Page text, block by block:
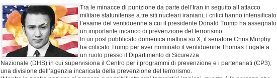
Tra le minacce di punizione da parte dell’Iran in seguito all’attacco
militare statunitense a tre siti nucleari iraniani, i critici hanno intensificato
l’esame del ventiduenne a cui il presidente Donald Trump ha assegnato
un importante incarico di prevenzione del terrorismo.
In un post pubblicato domenica mattina su X, il senatore Chris Murphy
ha criticato Trump per aver nominato il ventiduenne Thomas Fugate a
un ruolo presso il Dipartimento di Sicurezza
Nazionale (DHS) in cui supervisiona il Centro per i programmi di prevenzione e i partenariati (CP3),
una divisione dell’agenzia incaricata della prevenzione del terrorismo.